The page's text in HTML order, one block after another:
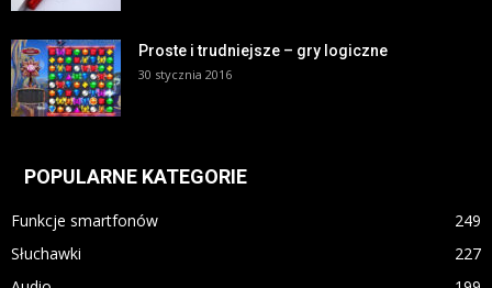
Proste i trudniejsze – gry logiczne
30 stycznia 2016
POPULARNE KATEGORIE
Funkcje smartfonów
249
Słuchawki
227